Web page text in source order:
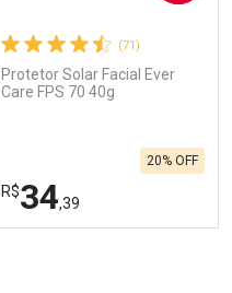
Ativar Desconto
(71)
Protetor Solar Facial Ever
Care FPS 70 40g
R$34,39
20% OFF